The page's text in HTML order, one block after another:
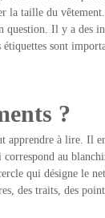
la taille du
question. Il y a des
sont
?
apprendre à lire. Il
au
qui désigne le
des traits, des